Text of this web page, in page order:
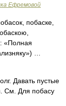
Ефремовой
побаске,
«Полная
…
Давать пустые
См. Для побасу